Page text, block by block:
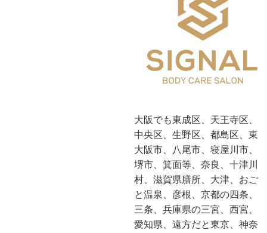
大阪でも東成区、天王寺区、
中央区、生野区、都島区、東
大阪市、八尾市、寝屋川市、
堺市、箕面等、奈良、十津川
村、滋賀県膳所、大津、おご
と温泉、彦根、京都の四条、
三条、兵庫県の三宮、西宮、
愛知県、遠方だと東京、神奈